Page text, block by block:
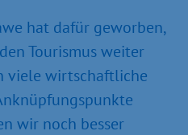
hat dafür geworben,
Tourismus weiter
viele wirtschaftliche
wir noch besser